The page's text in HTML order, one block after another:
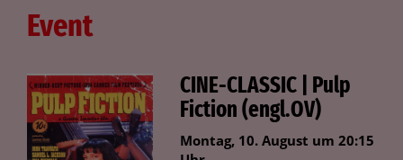
Event
CINE-CLASSIC | Pulp
Fiction (engl.OV)
Montag, 10. August um 20:15